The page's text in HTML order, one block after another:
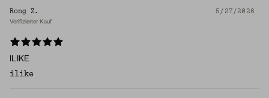
Rong Z. 5/27/2026
Verifizierter Kauf
ILIKE
ilike